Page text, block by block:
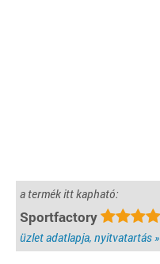
a termék itt kapható:
Sportfactory
üzlet adatlapja, nyitvatartás »